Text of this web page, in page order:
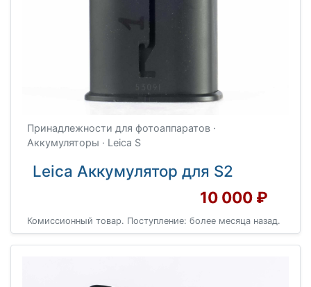
Принадлежности для фотоаппаратов ·
Аккумуляторы · Leica S
Leica Аккумулятор для S2
10 000 ₽
Комиссионный товар. Поступление: более месяца назад.